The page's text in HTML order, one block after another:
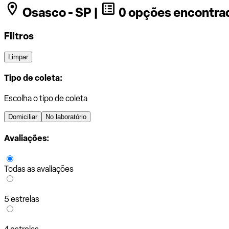
Osasco - SP | 0 opções
Filtros
Limpar
Tipo de coleta:
Escolha o tipo de coleta
Domiciliar No laboratório
Avaliações:
Todas as avaliações
5 estrelas